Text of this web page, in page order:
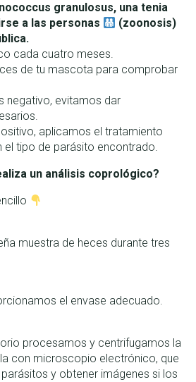
granulosus, una tenia
a las personas
(zoonosis)
cada cuatro meses.
de tu mascota para comprobar
negativo, evitamos dar
aplicamos el tratamiento
el tipo de parásito encontrado.
un análisis coprológico?
muestra de heces durante tres
el envase adecuado.
procesamos y centrifugamos la
con microscopio electrónico, que
y obtener imágenes si los